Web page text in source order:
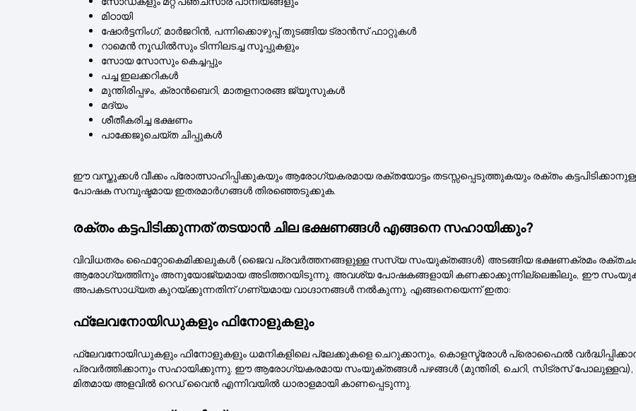
മിഠായി
ഷോർട്ടനിംഗ്, മാർജറിൻ, പന്നിക്കൊഴുപ്പ് തുടങ്ങിയ ട്രാൻസ് ഫാറ്റുകൾ
റാമെൻ നൂഡിൽസും ടിന്നിലടച്ച സൂപ്പുകളും
സോയ സോസും കെച്ചപ്പും
പച്ച ഇലക്കറികൾ
മുന്തിരിപ്പഴം, ക്രാൻബെറി, മാതളനാരങ്ങ ജ്യൂസുകൾ
മദ്യം
ശീതീകരിച്ച ഭക്ഷണം
പാക്കേജുചെയ്ത ചിപ്പുകൾ
ഈ വസ്തുക്കൾ വീക്കം പ്രോത്സാഹിപ്പിക്കുകയും ആരോഗ്യകരമായ രക്തയോട്ടം തടസ്സപ്പെടുത്തുകയും രക്തം
പോഷക സമ്പുഷ്ടമായ ഇതരമാർഗങ്ങൾ തിരഞ്ഞെടുക്കുക.
രക്തം കട്ടപിടിക്കുന്നത് തടയാൻ ചില ഭക്ഷണങ്ങൾ എങ്ങനെ സഹായിക്കും?
വിവിധതരം ഫൈറ്റോകെമിക്കലുകൾ (ജൈവ പ്രവർത്തനങ്ങളുള്ള സസ്യ സംയുക്തങ്ങൾ) അടങ്ങിയ ഭക്ഷണക്രമം
ആരോഗ്യത്തിനും അനുയോജ്യമായ അടിത്തറയിടുന്നു. അവശ്യ പോഷകങ്ങളായി കണക്കാക്കുന്നില്ലെങ്കിലും, ഈ
അപകടസാധ്യത കുറയ്ക്കുന്നതിന് ഗണ്യമായ വാഗ്ദാനങ്ങൾ നൽകുന്നു. എങ്ങനെയെന്ന് ഇതാ:
ഫ്ലേവനോയിഡുകളും ഫിനോളുകളും
ഫ്ലേവനോയിഡുകളും ഫിനോളുകളും ധമനികളിലെ പ്ലേക്കുകളെ ചെറുക്കാനും, കൊളസ്ട്രോൾ പ്രൊഫൈൽ
പ്രവർത്തിക്കാനും സഹായിക്കുന്നു. ഈ ആരോഗ്യകരമായ സംയുക്തങ്ങൾ പഴങ്ങൾ (മുന്തിരി, ചെറി, സിട്രസ് പോലുള്ളവ),
മിതമായ അളവിൽ റെഡ് വൈൻ എന്നിവയിൽ ധാരാളമായി കാണപ്പെടുന്നു.